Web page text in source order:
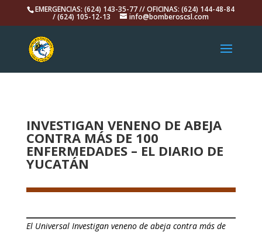
EMERGENCIAS: (624) 143-35-77 // OFICINAS: (624) 144-48-84
/ (624) 105-12-13 info@bomberoscsl.com
INVESTIGAN VENENO DE ABEJA
CONTRA MÁS DE 100
ENFERMEDADES – EL DIARIO DE
YUCATÁN
El Universal Investigan veneno de abeja contra más de